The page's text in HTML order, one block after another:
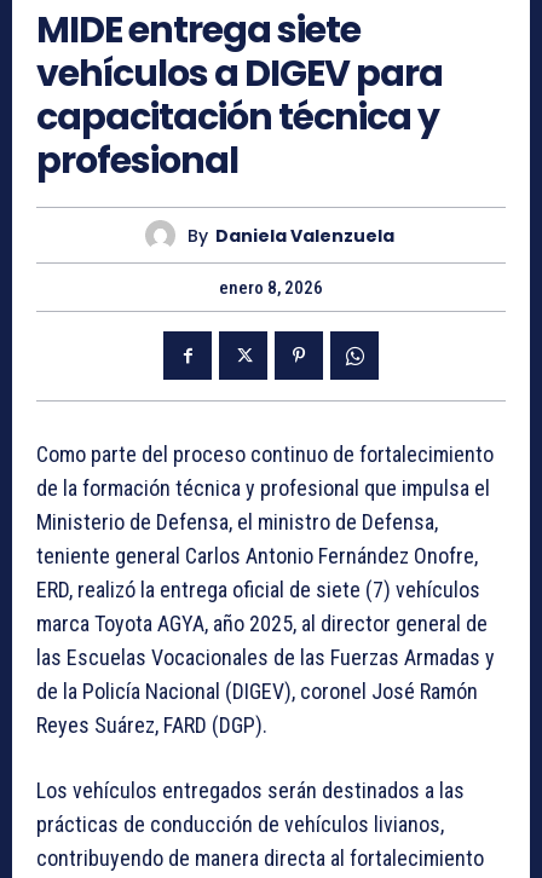
MIDE entrega siete
vehículos a DIGEV para
capacitación técnica y
profesional
By Daniela Valenzuela
enero 8, 2026
Como parte del proceso continuo de fortalecimiento
de la formación técnica y profesional que impulsa el
Ministerio de Defensa, el ministro de Defensa,
teniente general Carlos Antonio Fernández Onofre,
ERD, realizó la entrega oficial de siete (7) vehículos
marca Toyota AGYA, año 2025, al director general de
las Escuelas Vocacionales de las Fuerzas Armadas y
de la Policía Nacional (DIGEV), coronel José Ramón
Reyes Suárez, FARD (DGP).
Los vehículos entregados serán destinados a las
prácticas de conducción de vehículos livianos,
contribuyendo de manera directa al fortalecimiento